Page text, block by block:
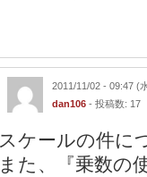
2011/11/02 - 09:47 (
dan106 - 投稿数: 17
スケールの件に
また、『乗数の